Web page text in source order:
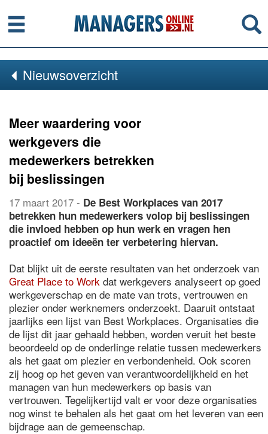
Menu
Nieuwsoverzicht
Meer waardering voor
werkgevers die
medewerkers betrekken
bij beslissingen
17 maart 2017 - De Best Workplaces van 2017
betrekken hun medewerkers volop bij beslissingen
die invloed hebben op hun werk en vragen hen
proactief om ideeën ter verbetering hiervan.
Dat blijkt uit de eerste resultaten van het onderzoek van
Great Place to Work dat werkgevers analyseert op goed
werkgeverschap en de mate van trots, vertrouwen en
plezier onder werknemers onderzoekt. Daaruit ontstaat
jaarlijks een lijst van Best Workplaces. Organisaties die
de lijst dit jaar gehaald hebben, worden veruit het beste
beoordeeld op de onderlinge relatie tussen medewerkers
als het gaat om plezier en verbondenheid. Ook scoren
zij hoog op het geven van verantwoordelijkheid en het
managen van hun medewerkers op basis van
vertrouwen. Tegelijkertijd valt er voor deze organisaties
nog winst te behalen als het gaat om het leveren van een
bijdrage aan de gemeenschap.